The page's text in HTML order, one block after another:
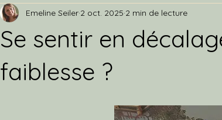
Se sentir en
faiblesse ?
Emeline Seiler 2 oct. 2025 2 min de lecture